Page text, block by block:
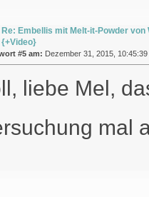
Re: Embellis mit Melt-it-Powder von
{+Video}
#5 am: Dezember 31, 2015, 10:45:39
liebe Mel,
mal